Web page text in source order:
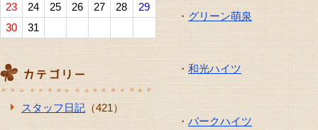
23
24 25 26 27 28
29
30
31
スタッフ日記 （421）
・ グリーン萌泉
・ 和光ハイツ
・ パークハイツ